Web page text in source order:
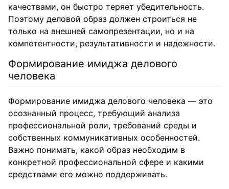
качествами, он быстро теряет убедительность.
Поэтому деловой образ должен строиться не
только на внешней самопрезентации, но и на
компетентности, результативности и надежности.
Формирование имиджа делового
человека
Формирование имиджа делового человека — это
осознанный процесс, требующий анализа
профессиональной роли, требований среды и
собственных коммуникативных особенностей.
Важно понимать, какой образ необходим в
конкретной профессиональной сфере и какими
средствами его можно поддерживать.